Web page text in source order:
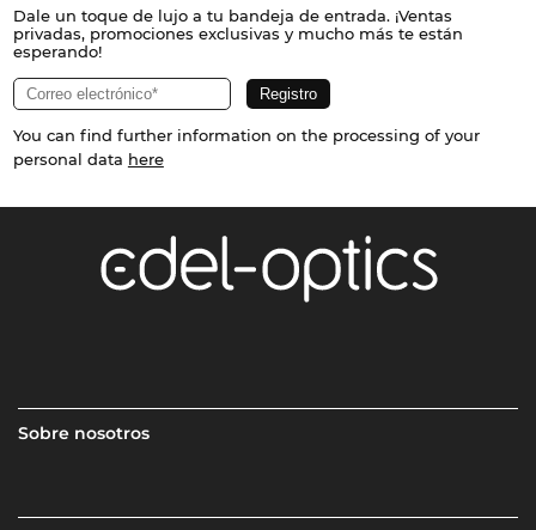
Dale un toque de lujo a tu bandeja de entrada. ¡Ventas
privadas, promociones exclusivas y mucho más te están
esperando!
You can find further information on the processing of your
personal data here
Sobre nosotros